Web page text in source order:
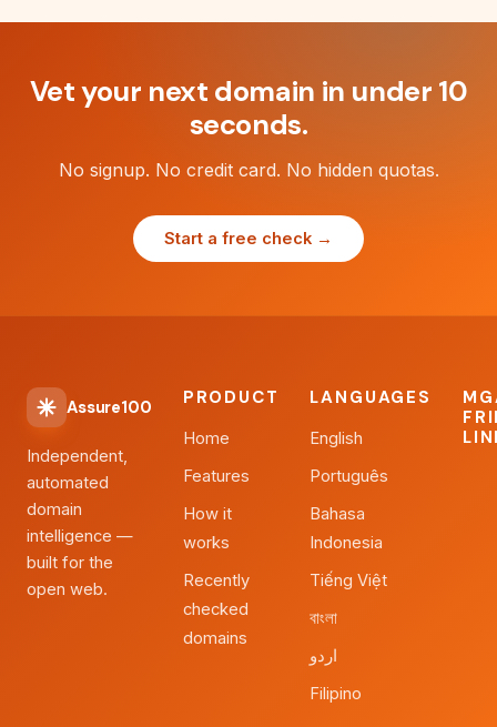
Vet your next domain in under 10
seconds.
No signup. No credit card. No hidden quotas.
Start a free check →
Assure100
Independent,
automated
domain
intelligence —
built for the
open web.
PRODUCT
Home
Features
How it
works
Recently
checked
domains
LANGUAGES
English
Português
Bahasa
Indonesia
Tiếng Việt
বাংলা
اردو
Filipino